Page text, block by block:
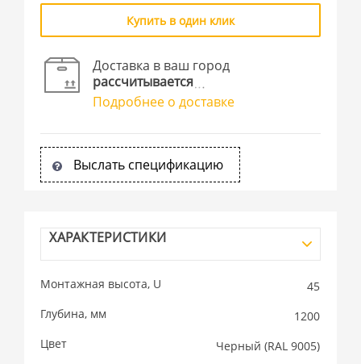
Купить в один клик
Доставка в ваш город
рассчитывается
Подробнее о доставке
Выслать спецификацию
ХАРАКТЕРИСТИКИ
Монтажная высота, U
45
Глубина, мм
1200
Цвет
Черный (RAL 9005)